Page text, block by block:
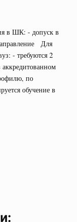
в ШК: - допуск в
Для
- требуются 2
аккредитованном
по
обучение в